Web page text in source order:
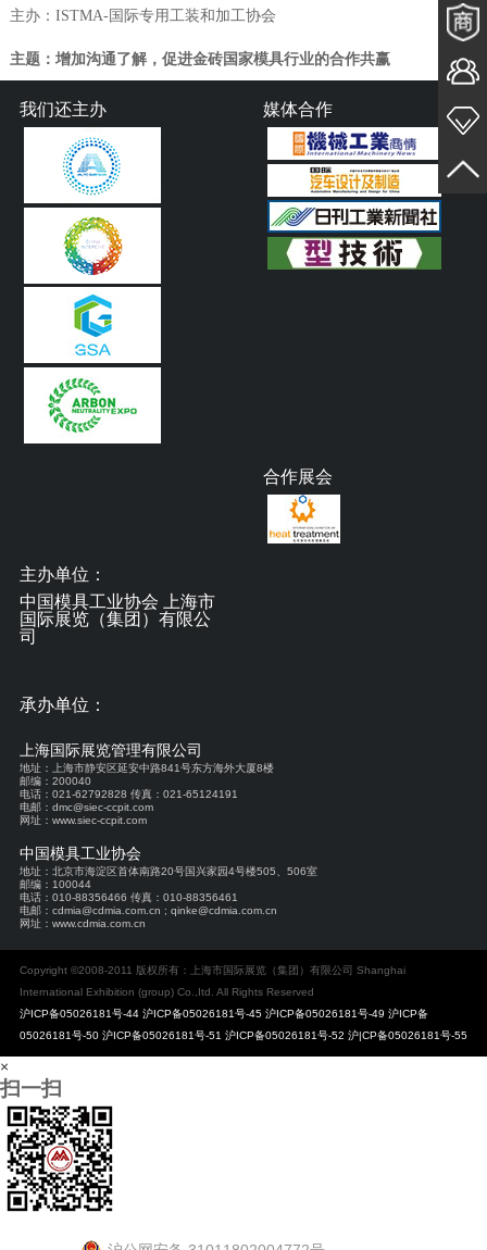
主办： ISTMA-国际专用工装和加工协会
主题：增加沟通了解，促进金砖国家模具行业的合作共赢
媒体合作
我们还主办
合作展会
主办单位：
中国模具工业协会 上海市
国际展览（集团）有限公
司
承办单位：
上海国际展览管理有限公司
地址：上海市静安区延安中路841号东方海外大厦8楼
邮编：200040
电话：021-62792828 传真：021-65124191
电邮：dmc@siec-ccpit.com
网址：www.siec-ccpit.com
中国模具工业协会
地址：北京市海淀区首体南路20号国兴家园4号楼505、506室
邮编：100044
电话：010-88356466 传真：010-88356461
电邮：cdmia@cdmia.com.cn ; qinke@cdmia.com.cn
网址：www.cdmia.com.cn
Copyright ©2008-2011 版权所有：上海市国际展览（集团）有限公司 Shanghai
International Exhibition (group) Co.,Itd. All Rights Reserved
沪ICP备05026181号-44 沪ICP备05026181号-45 沪ICP备05026181号-49 沪ICP备
05026181号-50 沪ICP备05026181号-51 沪ICP备05026181号-52 沪|CP备05026181号-55
×
扫一扫